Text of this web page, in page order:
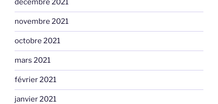
décembre 2021
novembre 2021
octobre 2021
mars 2021
février 2021
janvier 2021